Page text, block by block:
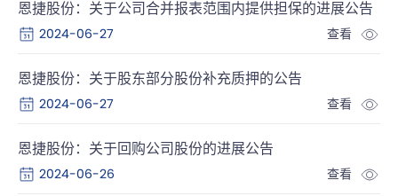
恩捷股份：关于公司合并报表范围内提供担保的进展公告
2024-06-27 查看
恩捷股份：关于股东部分股份补充质押的公告
2024-06-27 查看
恩捷股份：关于回购公司股份的进展公告
2024-06-26 查看